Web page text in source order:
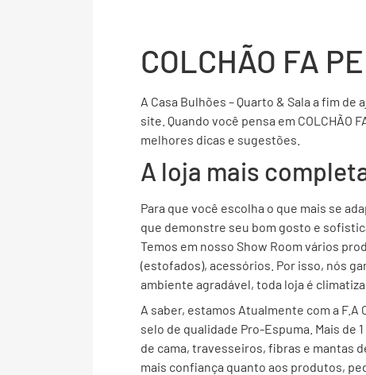
COLCHÃO FA
A Casa Bulhões – Quarto & Sala a fim
site. Quando você pensa em
melhores dicas e sugestões.
A loja mais completa
Para que você escolha o que mais se
que demonstre seu bom gosto e
Temos em nosso Show Room vários
(estofados), acessórios. Por isso, nós
ambiente agradável, toda loja é
A saber, estamos Atualmente com a
selo de qualidade Pro-Espuma. Mais de
de cama, travesseiros, fibras e mantas
mais confiança quanto aos produtos,